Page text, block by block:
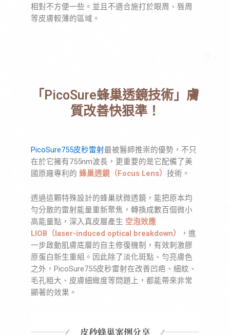
相對不方便一些。並且不適合施打於眼周、唇周
等皮膚較薄的區域。
「PicoSure蜂巢透鏡技術」膚
質改善快狠準！
PicoSure755皮秒雷射最被醫師推崇的優勢，不只
在於它擁有755nm波長，更重要的是它配備了美
國原廠專利的 蜂巢透鏡（Focus Lens） 技術。
透過這顆特殊設計的蜂巢狀微透鏡，能把原本均
勻分散的雷射能量重新聚焦，轉換成數百個微小
高能量點，深入真皮層產生 空泡效應
LIOB（laser-induced optical breakdown）
，進
一步啟動肌膚底層的自主修復機制，有效刺激膠
原蛋白新生重組。因此除了淡化斑點、勻亮膚色
之外，PicoSure755皮秒雷射在改善凹疤、細紋、
毛孔粗大、皮膚細緻度等問題上，都能帶來非常
顯著的效果。